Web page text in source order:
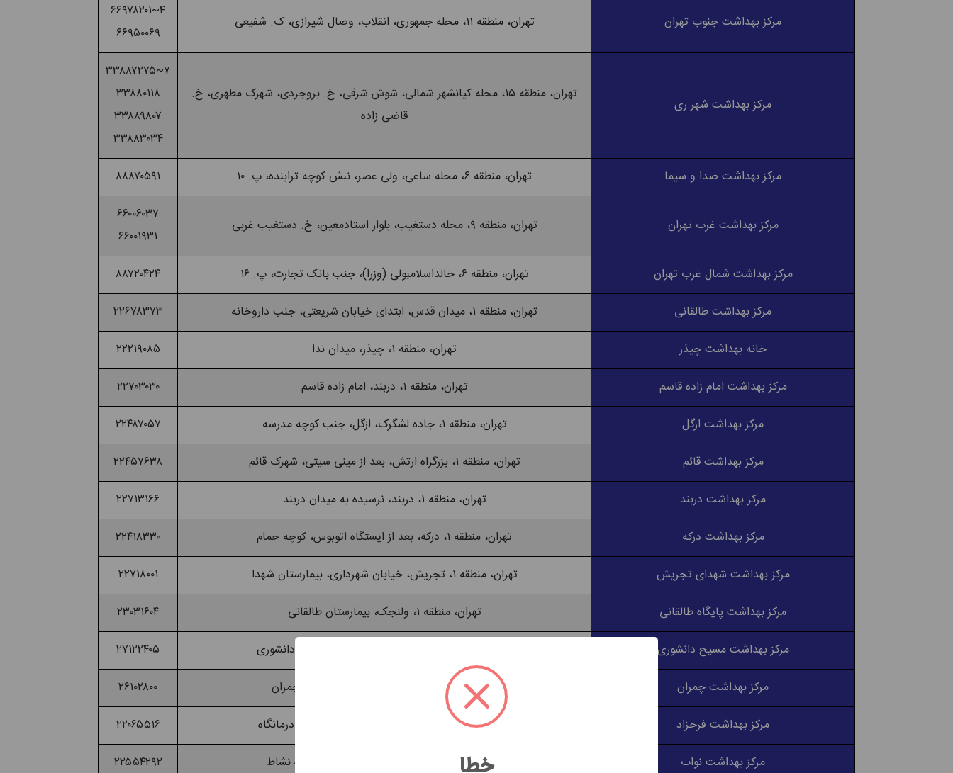
مرکز بهداشت جنوب تهران تهران، منطقه ۱۱، محله جمهوری، انقلاب، وصال شیرازی، ک. شفیعی
۴~۶۶۹۷۸۲۰۱
۶۶۹۵۰۰۶۹
مرکز بهداشت شهر ری
تهران، منطقه ۱۵، محله کیانشهر شمالی، شوش شرقی، خ. بروجردی، شهرک مطهری، خ.
قاضی زاده
۷~۳۳۸۸۷۲۷۵
۳۳۸۸۰۱۱۸
۳۳۸۸۹۸۰۷
۳۳۸۸۳۰۳۴
مرکز بهداشت صدا و سیما
تهران، منطقه ۶، محله ساعی، ولی عصر، نبش کوچه ترابنده، پ. ۱۰ ۸۸۸۷۰۵۹۱
مرکز بهداشت غرب تهران تهران، منطقه ۹، محله دستغیب، بلوار استادمعین، خ. دستغیب غربی
۶۶۰۰۶۰۳۷
۶۶۰۰۱۹۳۱
مرکز بهداشت شمال غرب تهران
تهران، منطقه ۶، خالداسلامبولی (وزرا)، جنب بانک تجارت، پ. ۱۶
۸۸۷۲۰۴۲۴
مرکز بهداشت طالقانی
تهران، منطقه ۱، میدان قدس، ابتدای خیابان شریعتی، جنب داروخانه
۲۲۶۷۸۳۷۳
خانه بهداشت چیذر
تهران، منطقه ۱، چیذر، میدان ندا
۲۲۲۱۹۰۸۵
مرکز بهداشت امام زاده قاسم
تهران، منطقه ۱، دربند، امام زاده قاسم
۲۲۷۰۳۰۳۰
مرکز بهداشت ازگل
تهران، منطقه ۱، جاده لشگرک، ازگل، جنب کوچه مدرسه
۲۲۴۸۷۰۵۷
مرکز بهداشت قائم
تهران، منطقه ۱، بزرگراه ارتش، بعد از مینی سیتی، شهرک قائم
۲۲۴۵۷۶۳۸
مرکز بهداشت دربند
تهران، منطقه ۱، دربند، نرسیده به میدان دربند
۲۲۷۱۳۱۶۶
مرکز بهداشت درکه
تهران، منطقه ۱، درکه، بعد از ایستگاه اتوبوس، کوچه حمام
۲۲۴۱۸۳۳۰
مرکز بهداشت شهدای تجریش
تهران، منطقه ۱، تجریش، خیابان شهرداری، بیمارستان شهدا
۲۲۷۱۸۰۰۱
مرکز بهداشت پایگاه طالقانی
تهران، منطقه ۱، ولنجک، بیمارستان طالقانی
۲۳۰۳۱۶۰۴
مرکز بهداشت مسیح دانشوری
۲۷۱۲۲۴۰۵
مرکز بهداشت چمران
تهران، منطقه ۱، میدان نوبنیاد، شهرک شهید چمران
۲۶۱۰۲۸۰۰
مرکز بهداشت فرحزاد
تهران، منطقه ۲، فرحزاد، امامزاده داوود، خیابان درمانگاه
۲۲۰۶۵۵۱۶
مرکز بهداشت نواب
تهران، منطقه ۳، خیابان شهید کلاهدوز، سه راه نشاط
۲۲۵۵۴۲۹۲